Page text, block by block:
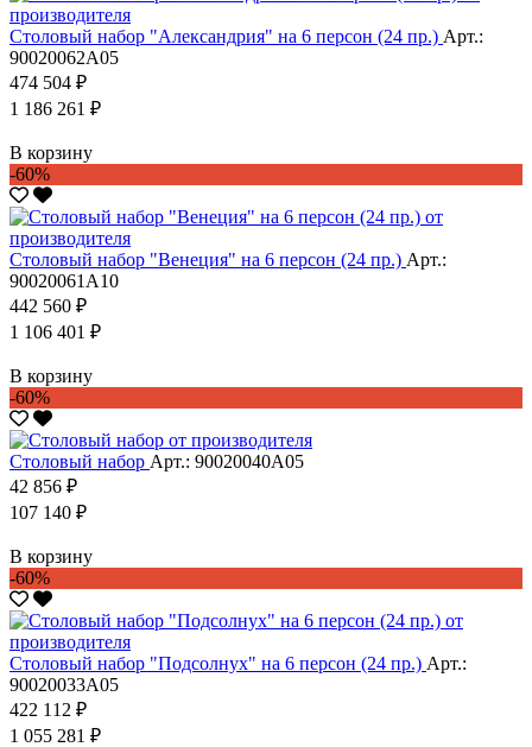
Столовый набор "Александрия" на 6 персон (24 пр.) Арт.:
90020062А05
474 504 ₽
1 186 261 ₽
В корзину
-60%
Столовый набор "Венеция" на 6 персон (24 пр.) Арт.:
90020061А10
442 560 ₽
1 106 401 ₽
В корзину
-60%
Столовый набор Арт.: 90020040А05
42 856 ₽
107 140 ₽
В корзину
-60%
Столовый набор "Подсолнух" на 6 персон (24 пр.) Арт.:
90020033А05
422 112 ₽
1 055 281 ₽